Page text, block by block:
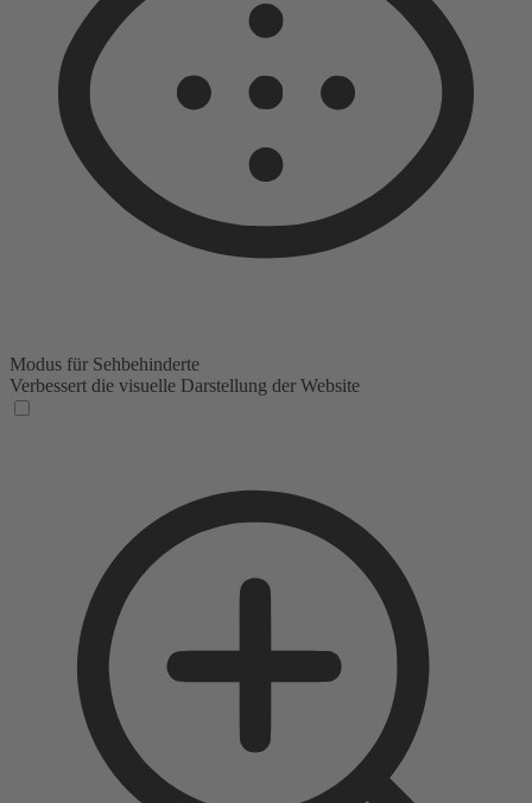
Modus für Sehbehinderte
Verbessert die visuelle Darstellung der Website